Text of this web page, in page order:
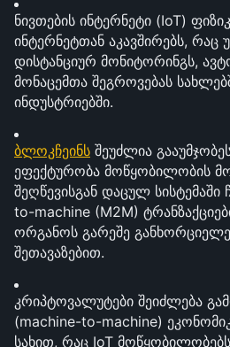
ნივთების ინტერნეტი (IoT)
ინტერნეტთან აკავშირებს,
დისტანციურ მონიტორინგს,
მონაცემთა შეგროვებას
ინდუსტრიებში.
ბლოკჩეინს შეუძლია
ეფექტურობა მოწყობილობის
შეღწევისგან დაცულ
to-machine (M2M)
ორგანოს გარეშე
შეთავაზებით.
კრიპტოვალუტები შეიძლება
(machine-to-machine)
სახით, რაც IoT